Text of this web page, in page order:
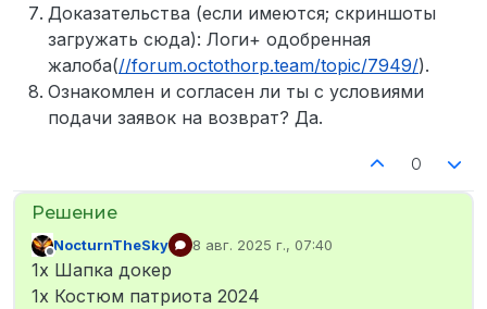
Доказательства (если имеются; скриншоты
загружать сюда): Логи+ одобренная
жалоба(//forum.octothorp.team/topic/7949/).
Ознакомлен и согласен ли ты с условиями
подачи заявок на возврат? Да.
0
Не в сети
NocturnTheSky 8 авг. 2025 г., 07:40
отредактировано
1x Шапка докер
1х Костюм патриота 2024